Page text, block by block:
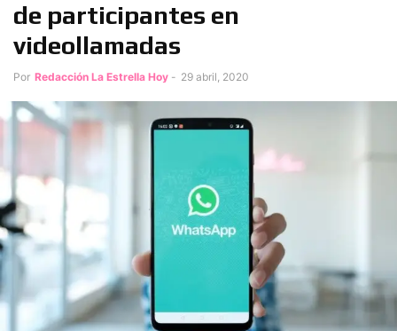
de participantes en
videollamadas
Por Redacción La Estrella Hoy - 29 abril, 2020